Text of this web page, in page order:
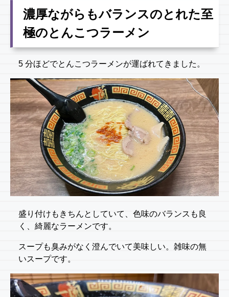
濃厚ながらもバランスのとれた至
極のとんこつラーメン
5 分ほどでとんこつラーメンが運ばれてきました。
盛り付けもきちんとしていて、色味のバランスも良
く、綺麗なラーメンです。
スープも臭みがなく澄んでいて美味しい。雑味の無
いスープです。